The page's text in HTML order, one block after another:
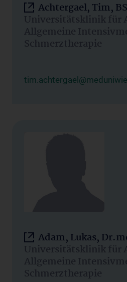
Achtergael, Tim,
Universitätsklinik für
Allgemeine
Schmerztherapie
Adam, Lukas,
Universitätsklinik für
Allgemeine
Schmerztherapie